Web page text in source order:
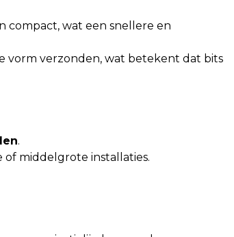
compact, wat een snellere en
vorm verzonden, wat betekent dat bits
.
middelgrote installaties.